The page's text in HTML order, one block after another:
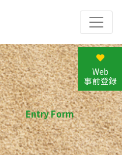
Entry Form
Web
事前登録